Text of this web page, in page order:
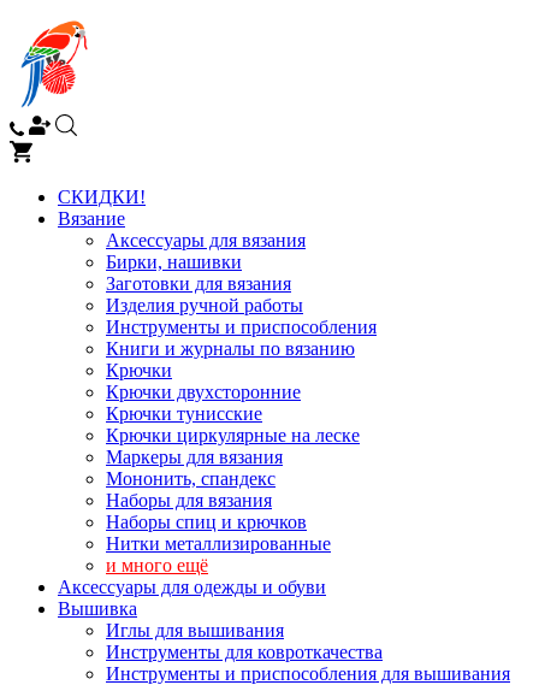
СКИДКИ!
Вязание
Аксессуары для вязания
Бирки, нашивки
Заготовки для вязания
Изделия ручной работы
Инструменты и приспособления
Книги и журналы по вязанию
Крючки
Крючки двухсторонние
Крючки тунисские
Крючки циркулярные на леске
Маркеры для вязания
Мононить, спандекс
Наборы для вязания
Наборы спиц и крючков
Нитки металлизированные
и много ещё
Аксессуары для одежды и обуви
Вышивка
Иглы для вышивания
Инструменты для ковроткачества
Инструменты и приспособления для вышивания